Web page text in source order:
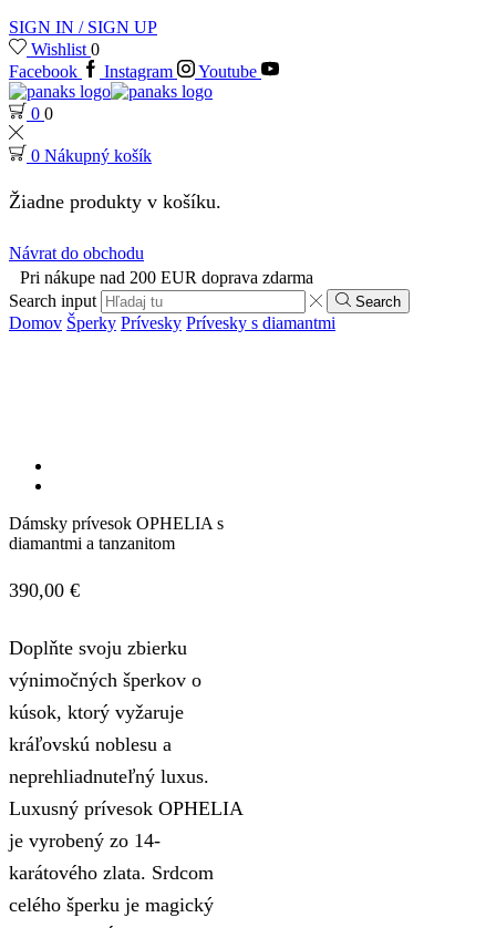
SIGN IN / SIGN UP
Wishlist 0
Facebook
Instagram Youtube
0 0
0 Nákupný košík
Žiadne produkty v košíku.
Návrat do obchodu
Pri nákupe nad 200 EUR doprava zdarma
Search input
Search
Domov Šperky Prívesky Prívesky s diamantmi
Dámsky prívesok OPHELIA s
diamantmi a tanzanitom
390,00 €
Doplňte svoju zbierku
výnimočných šperkov o
kúsok, ktorý vyžaruje
kráľovskú noblesu a
neprehliadnuteľný luxus.
Luxusný prívesok OPHELIA
je vyrobený zo 14-
karátového zlata. Srdcom
celého šperku je magický